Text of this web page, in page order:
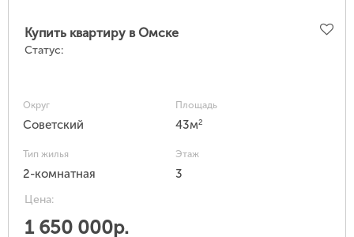
Купить квартиру в Омске
Статус:
Округ
Советский
Площадь
43м2
Тип жилья
2-комнатная
Этаж
3
Цена:
1 650 000р.